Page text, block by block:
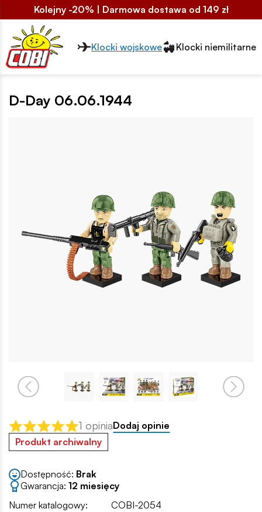
Kolejny -20% | Darmowa dostawa od 149 zł
Przełącznik segmentów2
Klocki wojskowe Klocki niemilitarne
D-Day 06.06.1944
1 opiniaDodaj opinie
Produkt archiwalny
Dostępność: Brak
Gwarancja: 12 miesięcy
Numer katalogowy:
COBI-2054